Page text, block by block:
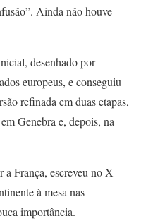
Ainda não houve
desenhado por
europeus, e conseguiu
refinada em duas etapas,
Genebra e, depois, na
a França, escreveu no X
à mesa nas
importância.